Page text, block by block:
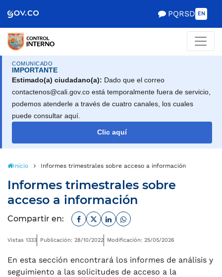
de Gobierno
PQRSD EN
COMUNICADO
IMPORTANTE
Estimado(a) ciudadano(a): Dado que el correo
contactenos@cali.gov.co está temporalmente fuera de servicio,
podemos atenderle a través de cuatro canales, los cuales
puede consultar aquí.
Clic aquí
Inicio Informes trimestrales sobre acceso a información
Informes trimestrales sobre
acceso a información
Compartir en: Facebook
TwitterLinkedinWhatsapp
Vistas 1333 Publicación: 28/10/2022 Modificación: 25/05/2026
En esta sección encontrará los informes de análisis y
seguimiento a las solicitudes de acceso a la